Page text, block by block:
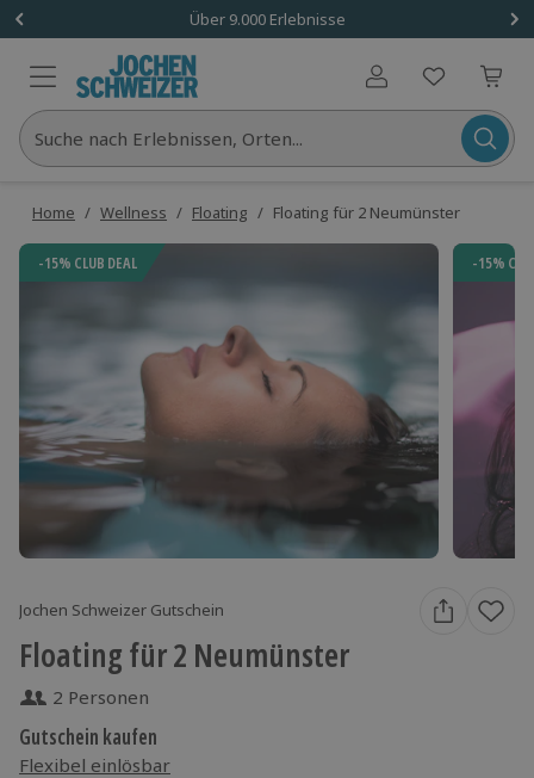
Über 9.000 Erlebnisse
Benutzerkonto
Suche nach Erlebnissen, Orten...
Home / Wellness / Floating / Floating für 2 Neumünster
-15% CLUB DEAL -15%
Jochen Schweizer Gutschein
Floating für 2 Neumünster
2 Personen
Gutschein kaufen
Flexibel einlösbar